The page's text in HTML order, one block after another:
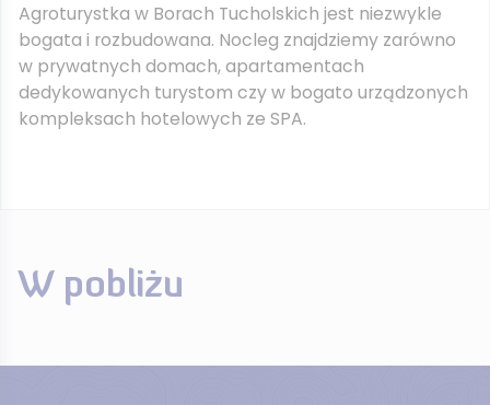
Agroturystka w Borach Tucholskich jest niezwykle
bogata i rozbudowana. Nocleg znajdziemy zarówno
w prywatnych domach, apartamentach
dedykowanych turystom czy w bogato urządzonych
kompleksach hotelowych ze SPA.
W pobliżu